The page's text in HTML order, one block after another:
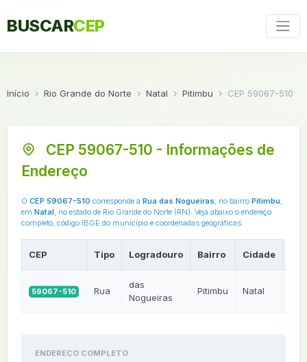
BUSCARCEP
Início Rio Grande do Norte Natal Pitimbu CEP 59067-510
CEP 59067-510 - Informações de
Endereço
O CEP 59067-510 corresponde a Rua das Nogueiras, no bairro Pitimbu,
em Natal, no estado de Rio Grande do Norte (RN). Veja abaixo o endereço
completo, código IBGE do município e coordenadas geográficas.
CEP Tipo Logradouro Bairro Cidade
59067-510 Rua
das
Nogueiras
Pitimbu Natal
ENDEREÇO COMPLETO